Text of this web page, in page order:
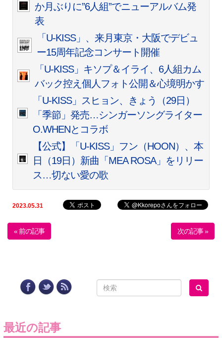
か月ぶりに”6人組”でニューアルバム発
表
「U-KISS」、来月東京・大阪でデビュ
ー15周年記念コンサート開催
「U-KISS」キソプ＆イライ、6人組カム
バック控え個人フォト公開＆心境明かす
「U-KISS」スヒョン、きょう（29日）
「季節」発売…シンガーソングライター
O.WHENとコラボ
【公式】「U-KISS」フン（HOON）、本
日（19日）新曲「MEA ROSA」をリリー
ス…切ない愛の歌
2023.05.31
« 前の記事 次の記事 »
最近の記事